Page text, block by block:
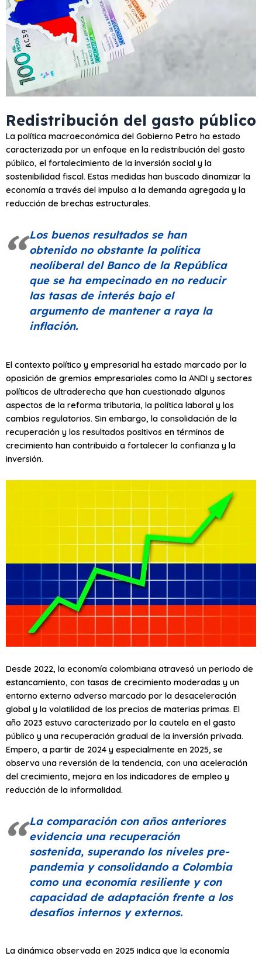
Redistribución del gasto público
La política macroeconómica del Gobierno Petro ha estado
caracterizada por un enfoque en la redistribución del gasto
público, el fortalecimiento de la inversión social y la
sostenibilidad fiscal. Estas medidas han buscado dinamizar la
economía a través del impulso a la demanda agregada y la
reducción de brechas estructurales.
Los buenos resultados se han
obtenido no obstante la política
neoliberal del Banco de la República
que se ha empecinado en no reducir
las tasas de interés bajo el
argumento de mantener a raya la
inflación.
El contexto político y empresarial ha estado marcado por la
oposición de gremios empresariales como la ANDI y sectores
políticos de ultraderecha que han cuestionado algunos
aspectos de la reforma tributaria, la política laboral y los
cambios regulatorios. Sin embargo, la consolidación de la
recuperación y los resultados positivos en términos de
crecimiento han contribuido a fortalecer la confianza y la
inversión.
Desde 2022, la economía colombiana atravesó un periodo de
estancamiento, con tasas de crecimiento moderadas y un
entorno externo adverso marcado por la desaceleración
global y la volatilidad de los precios de materias primas. El
año 2023 estuvo caracterizado por la cautela en el gasto
público y una recuperación gradual de la inversión privada.
Empero, a partir de 2024 y especialmente en 2025, se
observa una reversión de la tendencia, con una aceleración
del crecimiento, mejora en los indicadores de empleo y
reducción de la informalidad.
La comparación con años anteriores
evidencia una recuperación
sostenida, superando los niveles pre-
pandemia y consolidando a Colombia
como una economía resiliente y con
capacidad de adaptación frente a los
desafíos internos y externos.
La dinámica observada en 2025 indica que la economía